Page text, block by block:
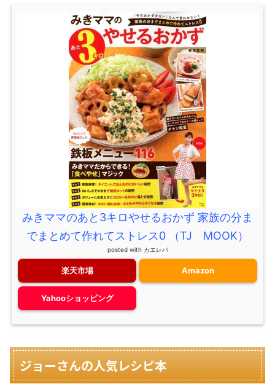
みきママのあと3キロやせるおかず 家族の分ま
でまとめて作れてストレス0 （TJ MOOK）
posted with カエレバ
楽天市場 Amazon
Yahooショッピング
ジョーさんの人気レシピ本